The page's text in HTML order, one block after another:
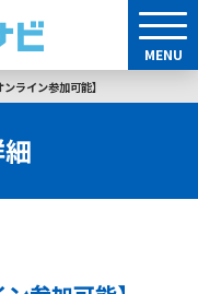
MENU
ライン参加可能】